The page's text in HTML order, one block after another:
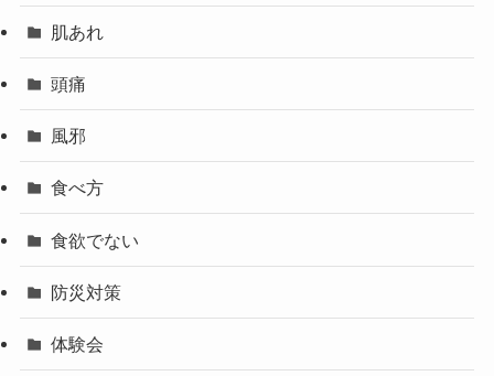
肌あれ
頭痛
風邪
食べ方
食欲でない
防災対策
体験会